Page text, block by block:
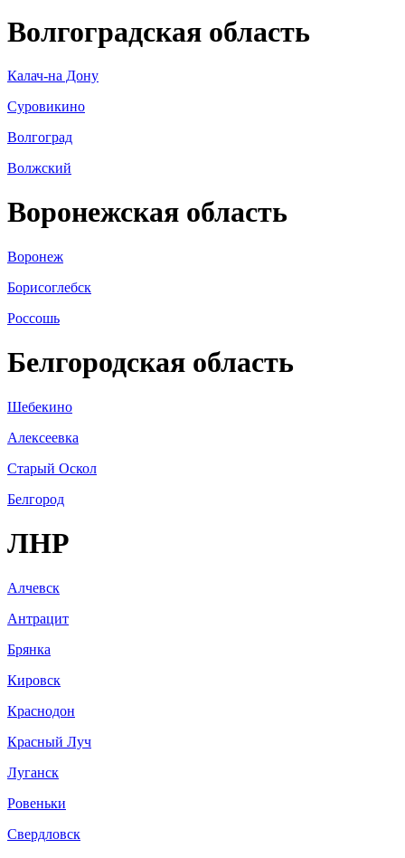
Волгоградская область
Калач-на Дону
Суровикино
Волгоград
Волжский
Воронежская область
Воронеж
Борисоглебск
Россошь
Белгородская область
Шебекино
Алексеевка
Старый Оскол
Белгород
ЛНР
Алчевск
Антрацит
Брянка
Кировск
Краснодон
Красный Луч
Луганск
Ровеньки
Свердловск